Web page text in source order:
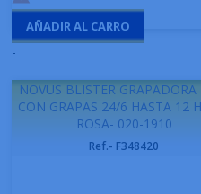
AÑADIR AL CARRO
-
NOVUS BLISTER
CON GRAPAS 24/6 HASTA 12
ROSA- 020-1910
Ref.- F348420